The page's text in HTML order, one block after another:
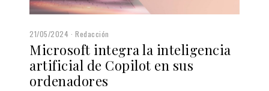
21/05/2024 Redacción
Microsoft integra la inteligencia
artificial de Copilot en sus
ordenadores